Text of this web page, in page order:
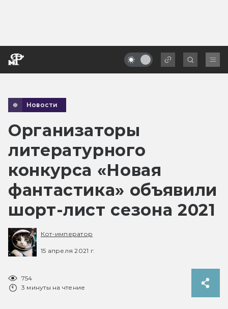
Новости
Организаторы
литературного
конкурса «Новая
фантастика» объявили
шорт-лист сезона 2021
Кот-император
15 апреля 2021 г.
754
3 минуты на чтение